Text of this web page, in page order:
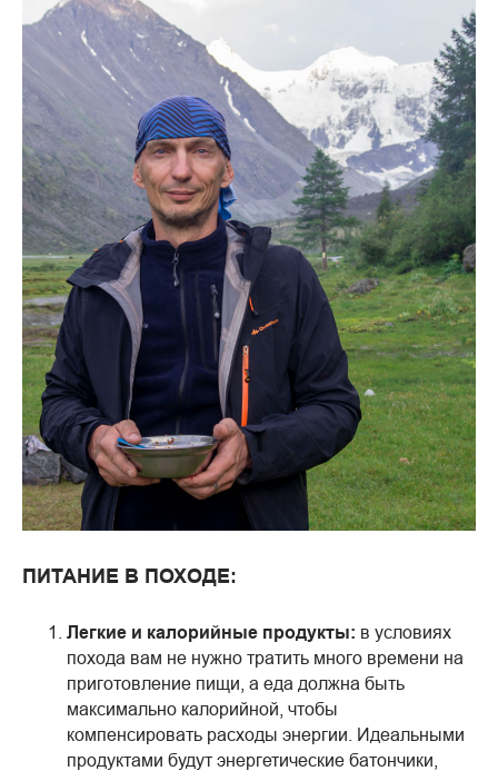
ПИТАНИЕ В ПОХОДЕ:
Легкие и калорийные продукты: в условиях
похода вам не нужно тратить много времени на
приготовление пищи, а еда должна быть
максимально калорийной, чтобы
компенсировать расходы энергии. Идеальными
продуктами будут энергетические батончики,